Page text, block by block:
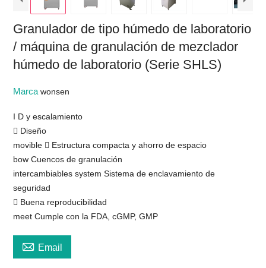
Granulador de tipo húmedo de laboratorio
/ máquina de granulación de mezclador
húmedo de laboratorio (Serie SHLS)
Marcawonsen
I D y escalamiento
 Diseño
movible  Estructura compacta y ahorro de espacio
bow Cuencos de granulación
intercambiables system Sistema de enclavamiento de
seguridad
 Buena reproducibilidad
meet Cumple con la FDA, cGMP, GMP
 Email